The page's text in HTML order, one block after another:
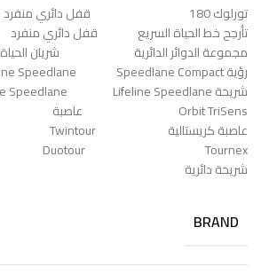
تورلوك 180 قفل دائري منفرد
تأرجح خط الحياة السريع قفل دائري منفرد
مجموعة الدوائر الدائرية شريان الحياة Speedlane Swing
رؤية Lifeline Speedlane Speedlane Compact
شريحة Lifeline Speedlane Lifeline Speedlane مفتوحة
Orbit TriSens عاصبة
عاصبة كريستالية Twintour
Duotour Tournex
شريحة دائرية
BRAND